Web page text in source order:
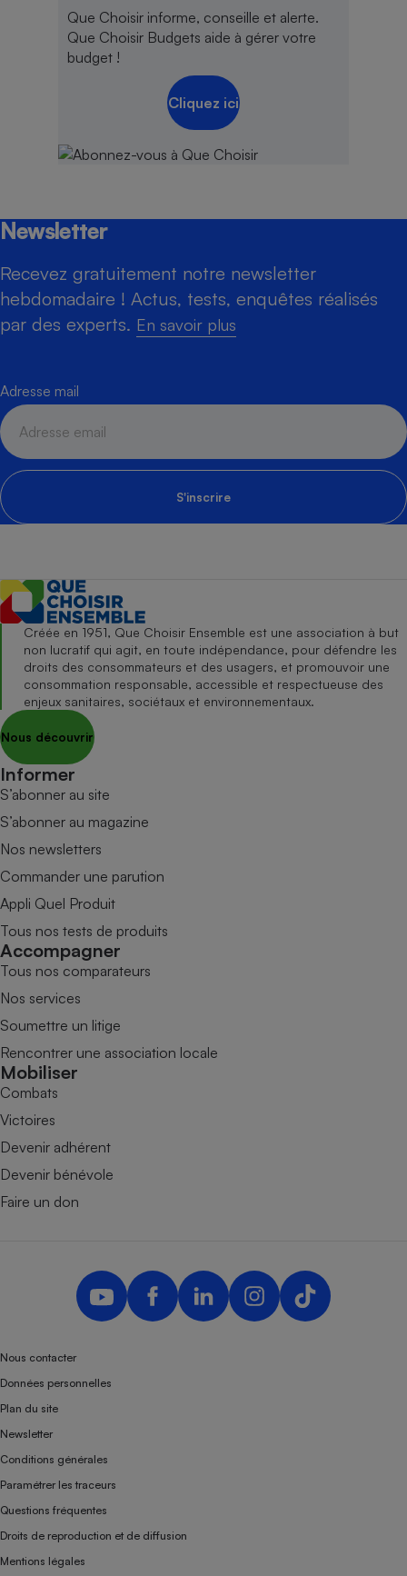
Que Choisir informe, conseille et alerte.
Que Choisir Budgets aide à gérer votre
budget !
Cliquez ici
Newsletter
Recevez gratuitement notre newsletter
hebdomadaire ! Actus, tests, enquêtes réalisés
par des experts. En savoir plus
Adresse mail
S'inscrire
Créée en 1951, Que Choisir Ensemble est une association à but
non lucratif qui agit, en toute indépendance, pour défendre les
droits des consommateurs et des usagers, et promouvoir une
consommation responsable, accessible et respectueuse des
enjeux sanitaires, sociétaux et environnementaux.
Nous découvrir
Informer
S’abonner au site
S’abonner au magazine
Nos newsletters
Commander une parution
Appli Quel Produit
Tous nos tests de produits
Accompagner
Tous nos comparateurs
Nos services
Soumettre un litige
Rencontrer une association locale
Mobiliser
Combats
Victoires
Devenir adhérent
Devenir bénévole
Faire un don
Nous contacter
Données personnelles
Plan du site
Newsletter
Conditions générales
Paramétrer les traceurs
Questions fréquentes
Droits de reproduction et de diffusion
Mentions légales